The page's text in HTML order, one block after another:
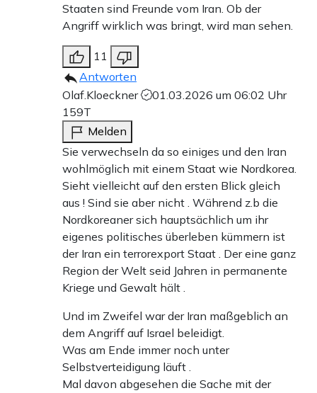
Staaten sind Freunde vom Iran. Ob der
Angriff wirklich was bringt, wird man sehen.
11
Antworten
Olaf.Kloeckner
01.03.2026 um 06:02 Uhr
159T
Melden
Sie verwechseln da so einiges und den Iran
wohlmöglich mit einem Staat wie Nordkorea.
Sieht vielleicht auf den ersten Blick gleich
aus ! Sind sie aber nicht . Während z.b die
Nordkoreaner sich hauptsächlich um ihr
eigenes politisches überleben kümmern ist
der Iran ein terrorexport Staat . Der eine ganz
Region der Welt seid Jahren in permanente
Kriege und Gewalt hält .
Und im Zweifel war der Iran maßgeblich an
dem Angriff auf Israel beleidigt.
Was am Ende immer noch unter
Selbstverteidigung läuft .
Mal davon abgesehen die Sache mit der